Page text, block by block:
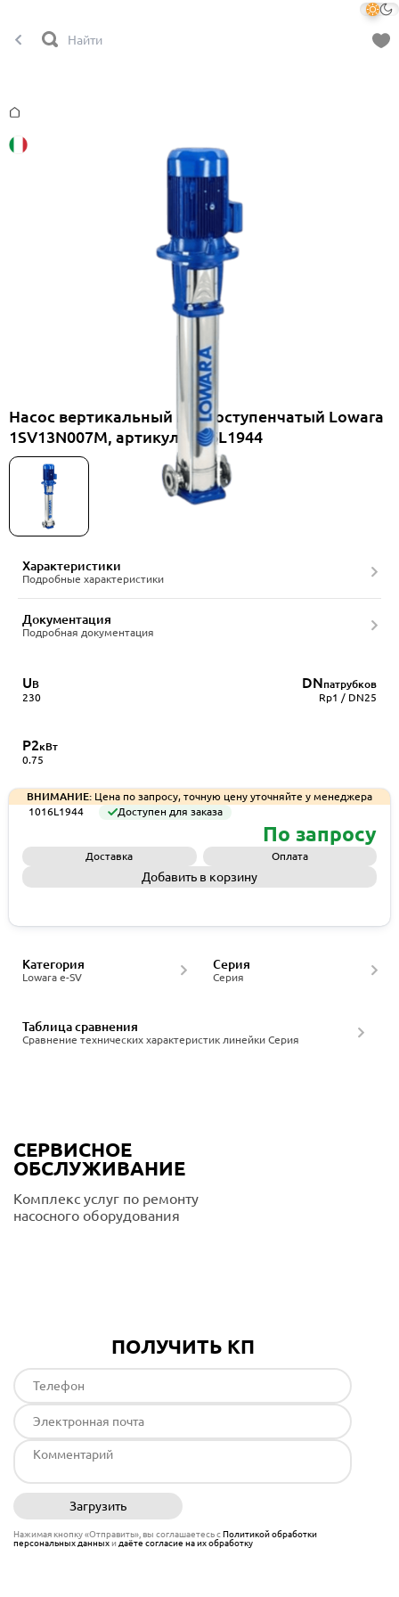
Насос вертикальный многоступенчатый Lowara
1SV13N007M, артикул 1016L1944
Характеристики
Подробные характеристики
Документация
Подробная документация
UВ
230
DNпатрубков
Rp1 / DN25
P2кВт
0.75
ВНИМАНИЕ: Цена по запросу, точную цену уточняйте у менеджера
1016L1944
Доступен для заказа
По запросу
Доставка Оплата
Добавить в корзину
Lowara e-SV
Категория
Серия
Серия
Сравнение технических характеристик линейки Серия
Таблица сравнения
СЕРВИСНОЕ
ОБСЛУЖИВАНИЕ
Комплекс услуг по ремонту
насосного оборудования
ПОЛУЧИТЬ КП
Загрузить
Нажимая кнопку «Отправить», вы соглашаетесь сПолитикой обработки
персональных данныхи даёте согласие на их обработку